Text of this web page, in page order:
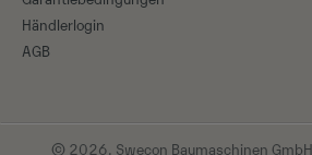
Händlerlogin
AGB
© 2026. Swecon Baumaschinen GmbH